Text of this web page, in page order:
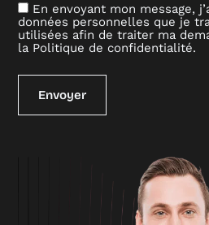
En envoyant mon message,
données personnelles que je
utilisées afin de traiter ma
la Politique de confidentialité.
Envoyer